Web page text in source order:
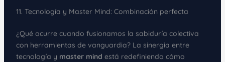
11. Tecnología y Master Mind: Combinación perfecta
¿Qué ocurre cuando fusionamos la sabiduría colectiva
con herramientas de vanguardia? La sinergia entre
tecnología y master mind está redefiniendo cómo